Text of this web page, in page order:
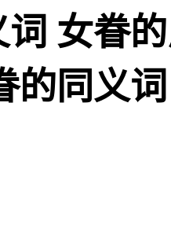
女眷
的同义词